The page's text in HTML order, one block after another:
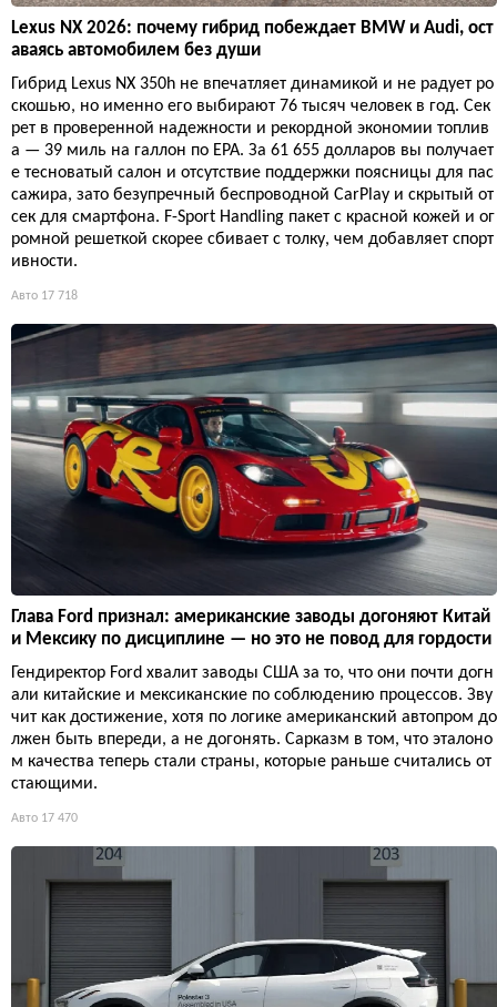
Lexus NX 2026: почему гибрид побеждает BMW и Audi, ост
аваясь автомобилем без души
Гибрид Lexus NX 350h не впечатляет динамикой и не радует ро
скошью, но именно его выбирают 76 тысяч человек в год. Сек
рет в проверенной надежности и рекордной экономии топлив
а — 39 миль на галлон по EPA. За 61 655 долларов вы получает
е тесноватый салон и отсутствие поддержки поясницы для пас
сажира, зато безупречный беспроводной CarPlay и скрытый от
сек для смартфона. F-Sport Handling пакет с красной кожей и ог
ромной решеткой скорее сбивает с толку, чем добавляет спорт
ивности.
Авто 17 718
Глава Ford признал: американские заводы догоняют Китай
и Мексику по дисциплине — но это не повод для гордости
Гендиректор Ford хвалит заводы США за то, что они почти догн
али китайские и мексиканские по соблюдению процессов. Зву
чит как достижение, хотя по логике американский автопром до
лжен быть впереди, а не догонять. Сарказм в том, что эталоно
м качества теперь стали страны, которые раньше считались от
стающими.
Авто 17 470